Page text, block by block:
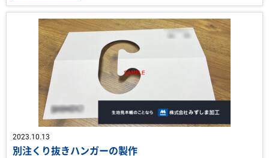
2023.10.13
別注くり抜きハンガーの製作